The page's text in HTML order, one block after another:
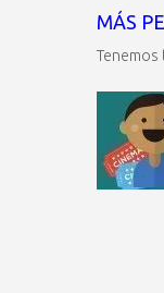
MÁS
Tenemos